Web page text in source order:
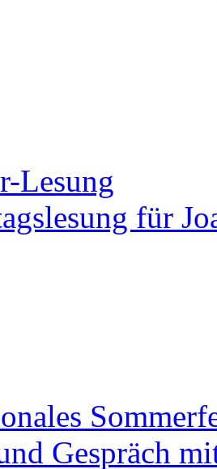
Lesung
für
Gespräch